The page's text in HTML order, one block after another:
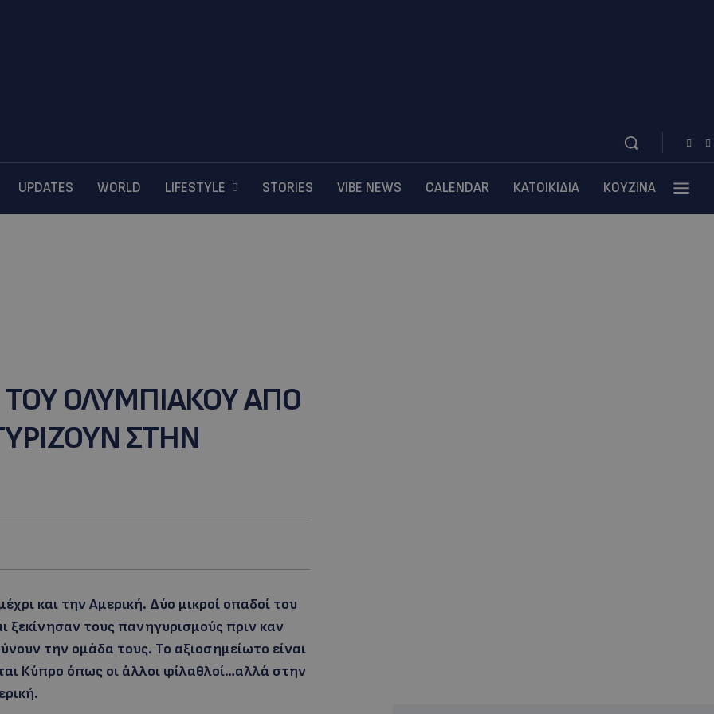
UPDATES WORLD LIFESTYLE STORIES VIBE NEWS CALENDAR ΚΑΤΟΙΚΙΔΙΑ ΚΟΥΖΙΝΑ
ΟΛΥΜΠΙΑΚΟΥ ΑΠΟ
ΣΤΗΝ
και την Αμερική. Δύο μικροί οπαδοί του
ξεκίνησαν τους πανηγυρισμούς πριν καν
την ομάδα τους. Το αξιοσημείωτο είναι
Κύπρο όπως οι άλλοι φίλαθλοί…αλλά στην